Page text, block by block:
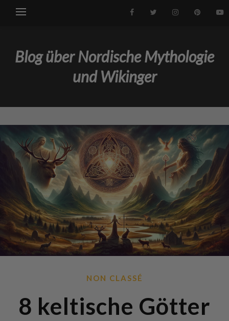
Blog über Nordische Mythologie
und Wikinger
NON CLASSÉ
8 keltische Götter